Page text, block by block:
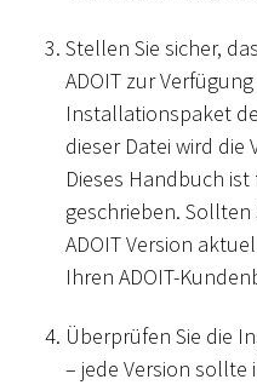
Stellen Sie sicher,
ADOIT zur
Installationspaket
dieser Datei wird
Dieses Handbuch
geschrieben. Sollten
ADOIT Version
Ihren ADOIT-
Überprüfen Sie die
– jede Version sollte